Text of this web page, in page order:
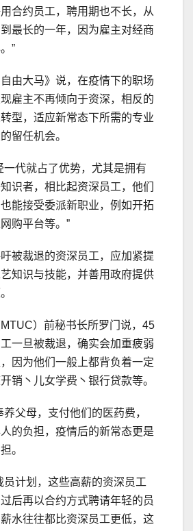
合约员工，聘用期也不长，从
最长的一年，因为雇主对经商
”
由大马》说，在疫情下的职场
雇主不再倾向于资深，相反的
型，适应新常态下所需的专业
留任机会。
一代就占了优势，尤其是拥有
识者，相比起资深员工，他们
能接受委派新职业，例如开拓
购平台等。”
被裁退的资深员工，应加紧提
知识与技能，并善用政府提供
）前秘书长所罗门说，45
一旦被裁退，确实会加重疲弱
因为他们一般上都背负着一定
销丶儿女学费丶银行贷款等。
养父母，支付他们的医药费，
的负担，疫情后的新常态更是
。
员计划，这些高薪的资深员工
后再以合约方式聘请年轻的员
水往往都比资深员工更低，这